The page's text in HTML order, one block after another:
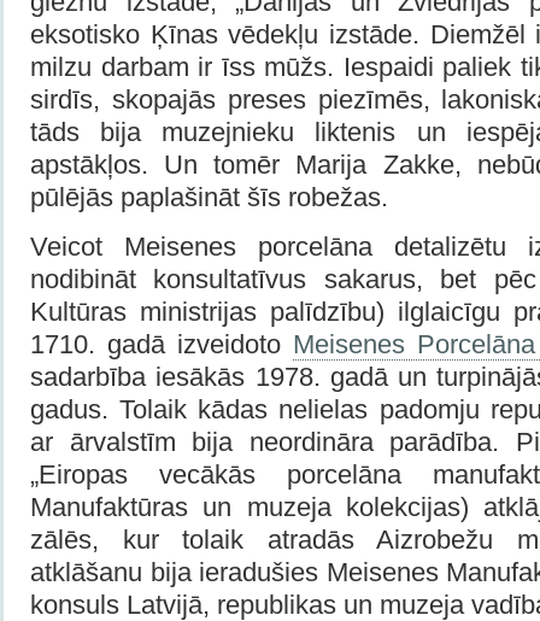
eksotisko Ķīnas vēdekļu izstāde. Diemžēl
milzu darbam ir īss mūžs. Iespaidi paliek
sirdīs, skopajās preses piezīmēs,
tāds bija muzejnieku liktenis un
apstākļos. Un tomēr Marija Zakke,
pūlējās paplašināt šīs robežas.
Veicot Meisenes porcelāna detalizētu
nodibināt konsultatīvus sakarus, bet
Kultūras ministrijas palīdzību) ilglaicīgu
1710. gadā izveidoto Meisenes
sadarbība iesākās 1978. gadā un
gadus. Tolaik kādas nelielas padomju
ar ārvalstīm bija neordināra parādība.
„Eiropas vecākās porcelāna
Manufaktūras un muzeja kolekcijas)
zālēs, kur tolaik atradās Aizrobežu
atklāšanu bija ieradušies Meisenes
konsuls Latvijā, republikas un muzeja